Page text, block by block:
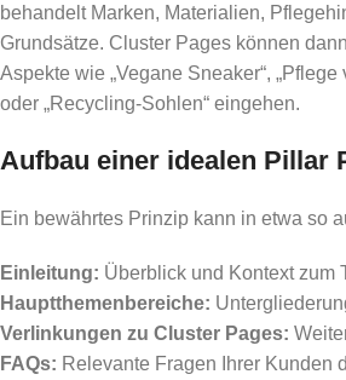
behandelt Marken, Materialien,
Grundsätze. Cluster Pages können
Aspekte wie „Vegane Sneaker“,
oder „Recycling-Sohlen“ eingehen.
Aufbau einer idealen Pillar
Ein bewährtes Prinzip kann in etwa so
Einleitung: Überblick und Kontext zum
Hauptthemenbereiche:
Verlinkungen zu Cluster Pages:
FAQs: Relevante Fragen Ihrer Kunden